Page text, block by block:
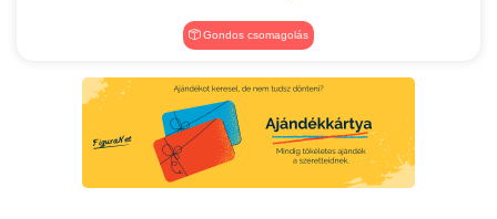
Gondos csomagolás